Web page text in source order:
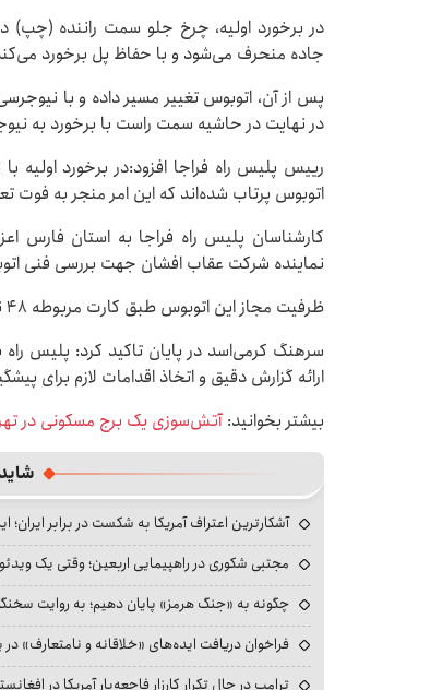
در برخورد اولیه، چرخ جلو سمت راننده
جاده منحرف می‌شود و با حفاظ پل برخورد
پس از آن، اتوبوس تغییر مسیر داده و با
در نهایت در حاشیه سمت راست با برخورد به
رییس پلیس راه فراجا افزود:در برخورد اولیه
اتوبوس پرتاب شده‌اند که این امر منجر به فوت
کارشناسان پلیس راه فراجا به استان فارس
نماینده شرکت عقاب افشان جهت بررسی فنی
ظرفیت مجاز این اتوبوس طبق کارت مربوطه ۴۸ نفر اعلام شده است.
سرهنگ کرمی‌اسد در پایان تاکید کرد: پلیس
ارائه گزارش دقیق و اتخاذ اقدامات لازم برای
بیشتر بخوانید: آتش‌سوزی یک برج مسکونی در
آشکارترین اعتراف آمریکا به شکست در برابر ایران؛
مجتبی شکوری در راهپیمایی اربعین؛ وقتی یک
چگونه به «جنگ هرمز» پایان دهیم؛ به روایت
فراخوان دریافت ایده‌های «خلاقانه و نامتعارف»
ترامپ در حال تکرار کارزار فاجعه‌بار آمریکا در